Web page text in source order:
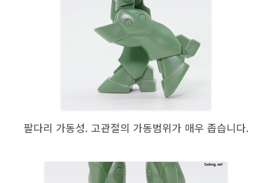
팔다리 가동성. 고관절의 가동범위가 매우 좁습니다.